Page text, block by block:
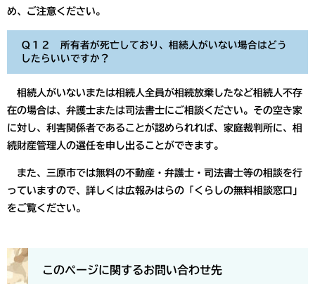
め、ご注意ください。
Ｑ１２ 所有者が死亡しており、相続人がいない場合はどう
したらいいですか？
相続人がいないまたは相続人全員が相続放棄したなど相続人不存
在の場合は、弁護士または司法書士にご相談ください。その空き家
に対し、利害関係者であることが認められれば、家庭裁判所に、相
続財産管理人の選任を申し出ることができます。
また、三原市では無料の不動産・弁護士・司法書士等の相談を行
っていますので、詳しくは広報みはらの「くらしの無料相談窓口」
をご覧ください。
このページに関するお問い合わせ先